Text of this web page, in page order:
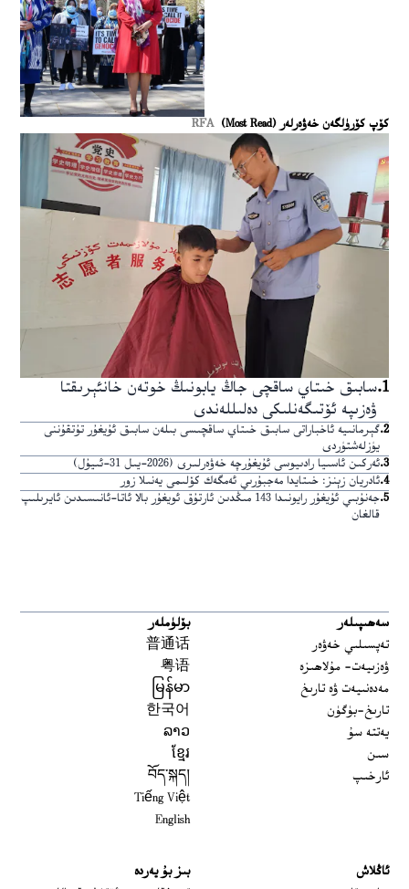
كۆپ كۆرۈلگەن خەۋەرلەر (Most Read) RFA
1
.سابىق خىتاي ساقچى جاڭ يابونىڭ خوتەن خانئېرىقتا
ۋەزىپە ئۆتىگەنلىكى دەلىللەندى
2
.گېرمانىيە ئاخباراتى سابىق خىتاي ساقچىسى بىلەن سابىق ئۇيغۇر تۇتقۇننى
يۈزلەشتۈردى
3
.ئەركىن ئاسىيا رادىيوسى ئۇيغۇرچە خەۋەرلىرى (2026-يىل 31-ئىيۇل)
4
.ئادريان زېنز: خىتايدا مەجبۇرىي ئەمگەك كۆلىمى يەنىلا زور
5
.
جەنۇبىي ئۇيغۇر رايونىدا 143 مىڭدىن ئارتۇق ئويغۇر بالا ئاتا-ئانىسىدىن ئايرىلىپ
قالغان
سەھىپىلەر
تەپسىلىي خەۋەر
ۋەزىيەت- مۇلاھىزە
مەدەنىيەت ۋە تارىخ
تارىخ-بۈگۈن
يەتتە سۇ
سىن
ئارخىپ
بۆلۈملەر
普通话
粤语
မြန်မာ
한국어
ລາວ
ខ្មែរ
བོད་སྐད།
Tiếng Việt
English
ئاڭلاش
بىز بۇ يەردە